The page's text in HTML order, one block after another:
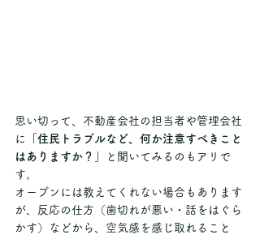
思い切って、不動産会社の担当者や管理会社
に
「住民トラブルなど、何か注意すべきこと
はありますか？」
と聞いてみるのもアリで
す。
オープンには教えてくれない場合もあります
が、反応の仕方（歯切れが悪い・話をはぐら
かす）などから、空気感を感じ取れること